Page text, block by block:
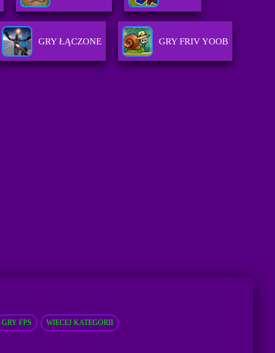
GRY ŁĄCZONE GRY FRIV YOOB
GRY FPS WIECEJ KATEGORII